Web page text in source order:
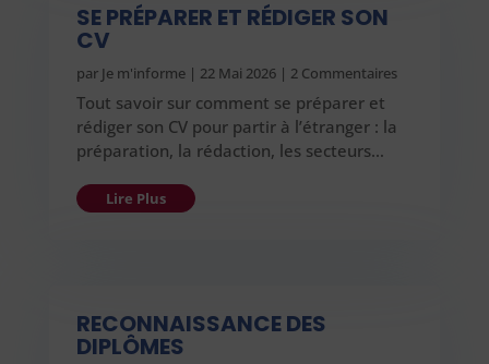
SE PRÉPARER ET RÉDIGER SON
CV
par Je m'informe| 22 Mai 2026| 2 Commentaires
Tout savoir sur comment se préparer et
rédiger son CV pour partir à l’étranger : la
préparation, la rédaction, les secteurs…
Lire Plus
RECONNAISSANCE DES
DIPLÔMES